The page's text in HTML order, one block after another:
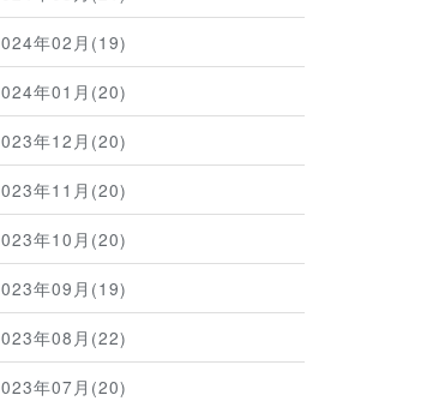
年02月(19)
年01月(20)
年12月(20)
年11月(20)
年10月(20)
年09月(19)
年08月(22)
年07月(20)